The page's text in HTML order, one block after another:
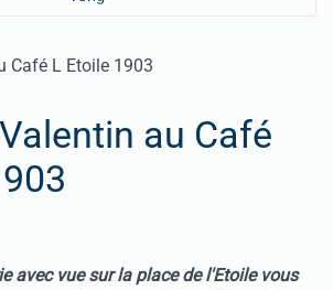
au Café
avec vue sur la place de l'Etoile vous